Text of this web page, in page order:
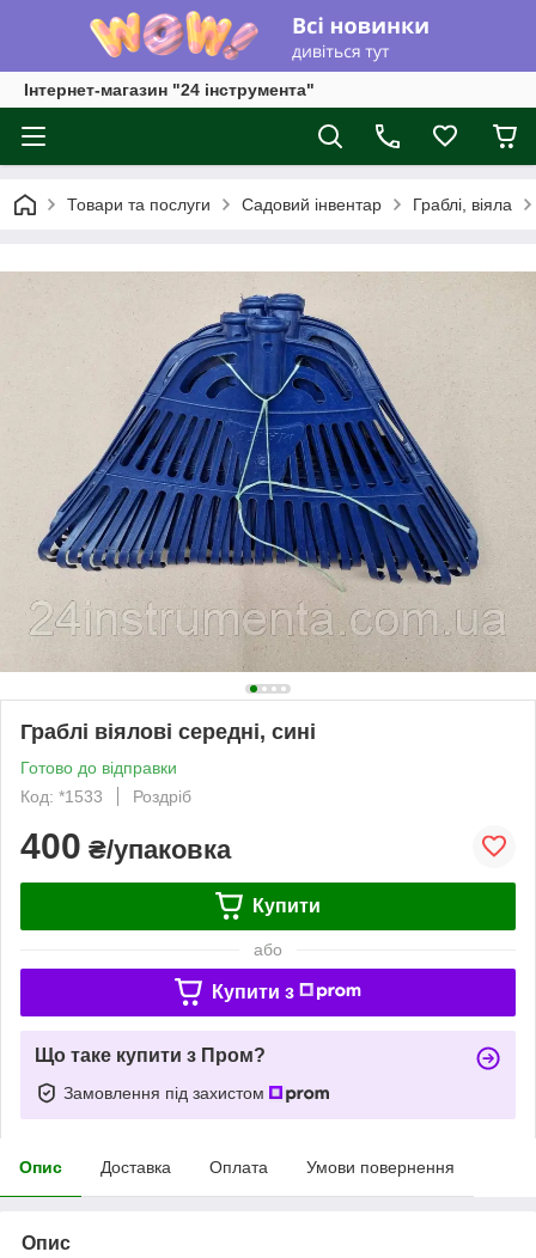
Інтернет-магазин "24 інструмента"
Товари та послуги Садовий інвентар Граблі, віяла
Граблі віялові середні, сині
Готово до відправки
Код: *1533
Роздріб
400 ₴/упаковка
Купити
або
Купити з
Що таке купити з Пром?
Замовлення під захистом
Опис Доставка Оплата Умови повернення
Опис